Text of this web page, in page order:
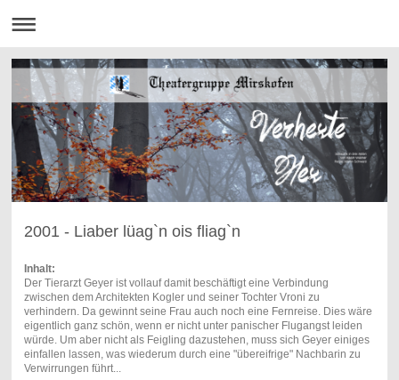
2001 - Liaber lüag`n ois fliag`n
Inhalt:
Der Tierarzt Geyer ist vollauf damit beschäftigt eine Verbindung
zwischen dem Architekten Kogler und seiner Tochter Vroni zu
verhindern. Da gewinnt seine Frau auch noch eine Fernreise. Dies wäre
eigentlich ganz schön, wenn er nicht unter panischer Flugangst leiden
würde. Um aber nicht als Feigling dazustehen, muss sich Geyer einiges
einfallen lassen, was wiederum durch eine "übereifrige" Nachbarin zu
Verwirrungen führt...